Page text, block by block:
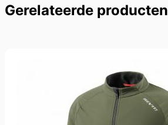
Press
Gerelateerde producten